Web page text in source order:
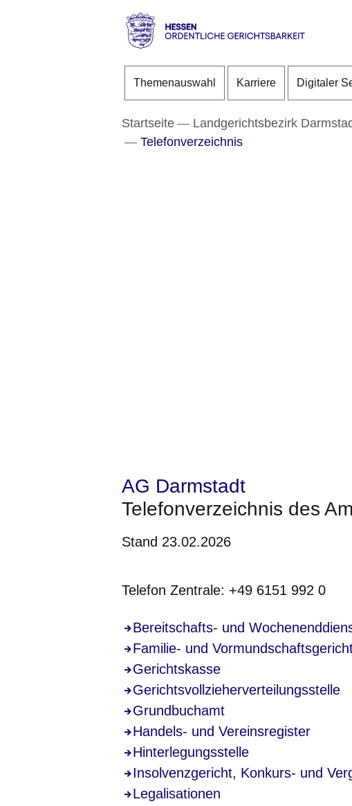
Direkt zum Kopf der Seite
Direkt zum Inhalt
Direkt zum Fuß der Seite
Ordentliche
Themenauswahl Karriere Digitaler
Startseite Landgerichtsbezirk
Telefonverzeichnis
AG Darmstadt
Telefonverzeichnis des
Stand 23.02.2026
Telefon Zentrale: +49 6151 992 0
Bereitschafts- und
Familie- und
Gerichtskasse
Gerichtsvollzieherverteilungsstelle
Grundbuchamt
Handels- und Vereinsregister
Hinterlegungsstelle
Insolvenzgericht, Konkurs- und
Legalisationen